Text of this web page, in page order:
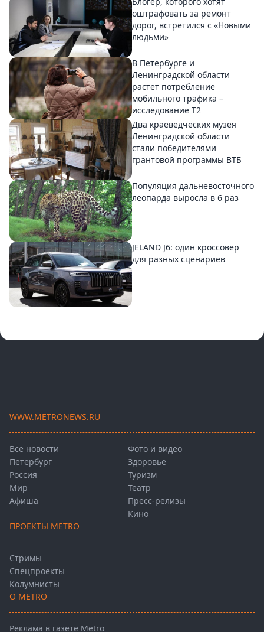
оштрафовать за ремонт
дорог, встретился с «Новыми
людьми»
В Петербурге и
Ленинградской области
растет потребление
мобильного трафика –
исследование T2
Два краеведческих музея
Ленинградской области
стали победителями
грантовой программы ВТБ
Популяция дальневосточного
леопарда выросла в 6 раз
JELAND J6: один кроссовер
для разных сценариев
WWW.METRONEWS.RU
Все новости
Петербург
Россия
Мир
Афиша
Фото и видео
Здоровье
Туризм
Театр
Пресс-релизы
Кино
ПРОЕКТЫ METRO
Стримы
Спецпроекты
Колумнисты
О METRO
Реклама в газете Metro